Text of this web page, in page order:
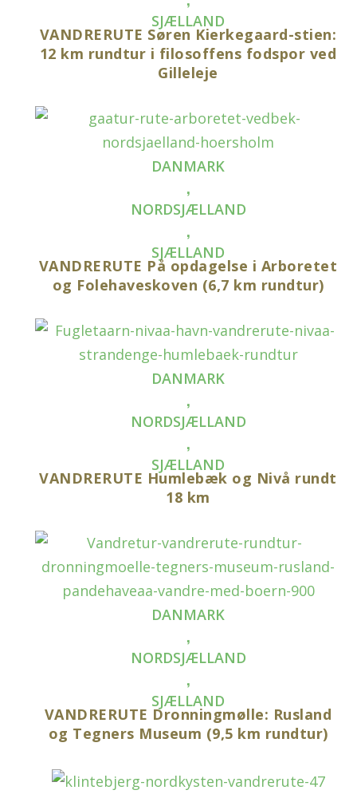
SJÆLLAND
VANDRERUTE Søren Kierkegaard-stien:
12 km rundtur i filosoffens fodspor ved
Gilleleje
DANMARK
,
NORDSJÆLLAND
,
SJÆLLAND
VANDRERUTE På opdagelse i Arboretet
og Folehaveskoven (6,7 km rundtur)
DANMARK
,
NORDSJÆLLAND
,
SJÆLLAND
VANDRERUTE Humlebæk og Nivå rundt
18 km
DANMARK
,
NORDSJÆLLAND
,
SJÆLLAND
VANDRERUTE Dronningmølle: Rusland
og Tegners Museum (9,5 km rundtur)